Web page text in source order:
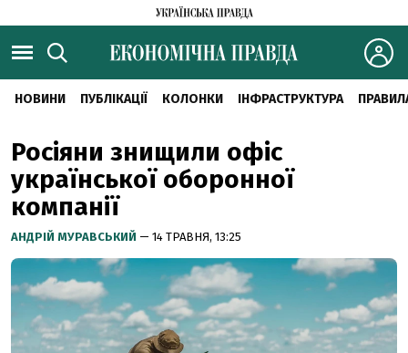
НОВИНИ ПУБЛІКАЦІЇ КОЛОНКИ ІНФРАСТРУКТУРА
Росіяни знищили офіс
української оборонної
компанії
АНДРІЙ МУРАВСЬКИЙ — 14 ТРАВНЯ, 13:25